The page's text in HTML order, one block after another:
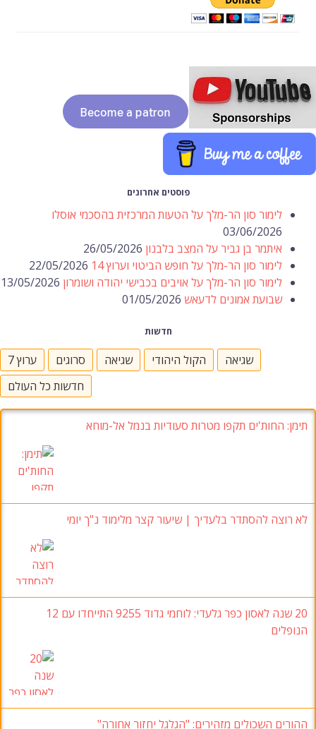
פוסטים אחרונים
לימור סון הר-מלך על הטעות המרכזית בהסכמי אוסלו
03/06/2026
איתמר בן גביר על המצב בלבנון 26/05/2026
לימור סון הר-מלך על חופש הביטוי וערוץ 14
22/05/2026
לימור סון הר-מלך על אויבים בכבישי יהודה ושומרון 13/05/2026
שבועת אמונים לדעאש 01/05/2026
חדשות
ערוץ 7 סרוגים שגיאה הקול היהודי
שגיאה
חדשות כל העולם
תימן: החות'ים תקפו מטרות סעודיות בנמל אל-מוחא
לא רוצה להסתדר בלעדיך | שיעור קצר מלימוד נ"ך יומי
20 שנה לאסון כפר גלעדי: לוחמי גדוד 9255 התייחדו עם 12
הנופלים
ההורים השכולים מזהירים: "הגלגל יחזור אחורה"